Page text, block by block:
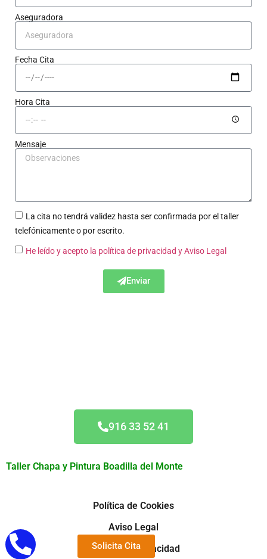
Aseguradora
Fecha Cita
Hora Cita
Mensaje
La cita no tendrá validez hasta ser confirmada por el taller
telefónicamente o por escrito.
He leído y acepto la política de privacidad y Aviso Legal
Enviar
916 33 52 41
Taller Chapa y Pintura Boadilla del Monte
Solicita Cita
Política de Cookies
Aviso Legal
Política de Privacidad